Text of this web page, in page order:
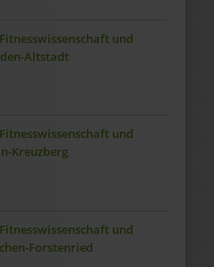
und
Altstadt
und
Kreuzberg
und
Forstenried